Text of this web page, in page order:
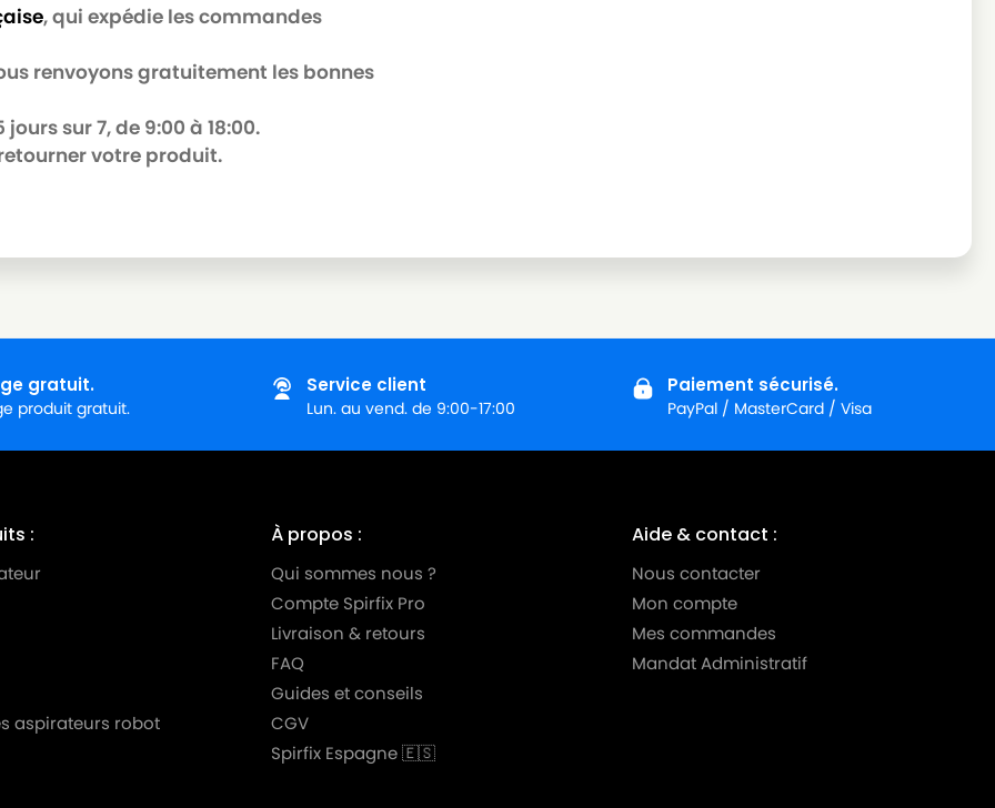
, qui expédie les commandes
renvoyons gratuitement les bonnes
sur 7, de 9:00 à 18:00.
votre produit.
gratuit.
produit gratuit.
Service client
Lun. au vend. de 9:00-17:00
Paiement sécurisé.
PayPal / MasterCard / Visa
:
aspirateurs robot
À propos :
Qui sommes nous ?
Compte Spirfix Pro
Livraison & retours
FAQ
Guides et conseils
CGV
Spirfix Espagne 🇪🇸
Aide & contact :
Nous contacter
Mon compte
Mes commandes
Mandat Administratif